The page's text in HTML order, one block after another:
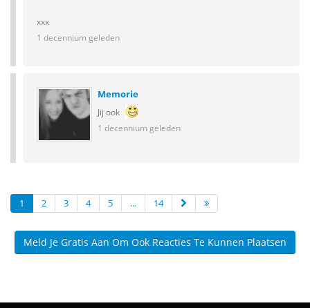
xxx
1 decennium geleden
Memorie
Jij ook
1 decennium geleden
1 2 3 4 5 ... 14
Meld Je Gratis Aan Om Ook Reacties Te Kunnen Plaatsen